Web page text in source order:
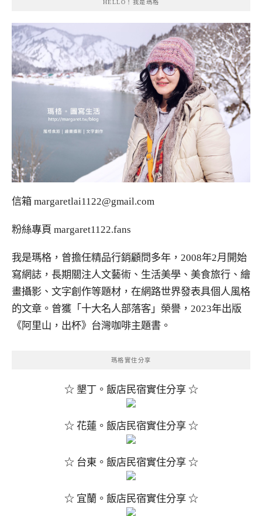
HELLO！我是瑪格
信箱 margaretlai1122@gmail.com
粉絲專頁 margaret1122.fans
我是瑪格，曾擔任精品行銷顧問多年，2008年2月開始
寫網誌，長期關注人文藝術、生活美學、美食旅行、繪
畫攝影、文字創作等題材，在網路世界發表具個人風格
的文章。曾獲「十大名人部落客」榮譽，2023年出版
《阿里山，出杯》台灣咖啡主題書。
瑪格實住分享
☆ 墾丁。飯店民宿實住分享 ☆
☆ 花蓮。飯店民宿實住分享 ☆
☆ 台東。飯店民宿實住分享 ☆
☆ 宜蘭。飯店民宿實住分享 ☆